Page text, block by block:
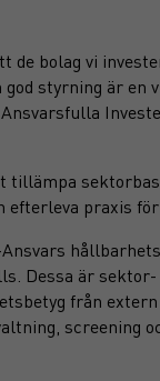
de bolag vi
styrning är en
tillämpa
praxis för
Dessa är sektor-
från
screening